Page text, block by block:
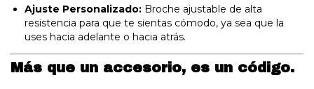
Ajuste Personalizado: Broche ajustable de alta
resistencia para que te sientas cómodo, ya sea que la
uses hacia adelante o hacia atrás.
Más que un accesorio, es un código.